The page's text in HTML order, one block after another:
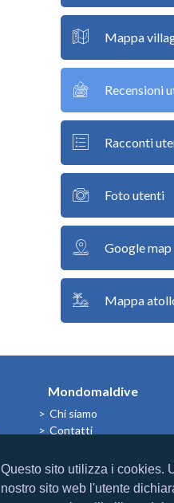
Questo sito utilizza i cookies.
nostro sito web l'utente
Mappa
Recensioni
Racconti
Foto utenti
Google map
Mappa
Mondomaldive
Chi siamo
Contatti